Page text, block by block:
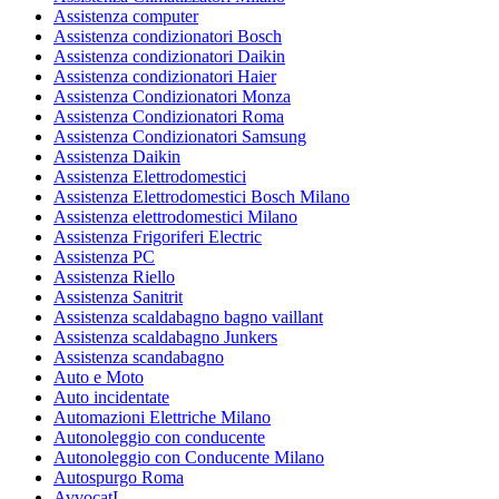
Assistenza computer
Assistenza condizionatori Bosch
Assistenza condizionatori Daikin
Assistenza condizionatori Haier
Assistenza Condizionatori Monza
Assistenza Condizionatori Roma
Assistenza Condizionatori Samsung
Assistenza Daikin
Assistenza Elettrodomestici
Assistenza Elettrodomestici Bosch Milano
Assistenza elettrodomestici Milano
Assistenza Frigoriferi Electric
Assistenza PC
Assistenza Riello
Assistenza Sanitrit
Assistenza scaldabagno bagno vaillant
Assistenza scaldabagno Junkers
Assistenza scandabagno
Auto e Moto
Auto incidentate
Automazioni Elettriche Milano
Autonoleggio con conducente
Autonoleggio con Conducente Milano
Autospurgo Roma